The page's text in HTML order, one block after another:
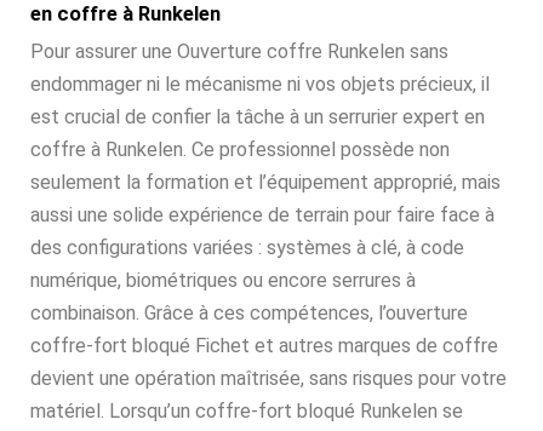
en coffre à Runkelen
Pour assurer une Ouverture coffre Runkelen sans
endommager ni le mécanisme ni vos objets précieux, il
est crucial de confier la tâche à un serrurier expert en
coffre à Runkelen. Ce professionnel possède non
seulement la formation et l’équipement approprié, mais
aussi une solide expérience de terrain pour faire face à
des configurations variées : systèmes à clé, à code
numérique, biométriques ou encore serrures à
combinaison. Grâce à ces compétences, l’ouverture
coffre-fort bloqué Fichet et autres marques de coffre
devient une opération maîtrisée, sans risques pour votre
matériel. Lorsqu’un coffre-fort bloqué Runkelen se